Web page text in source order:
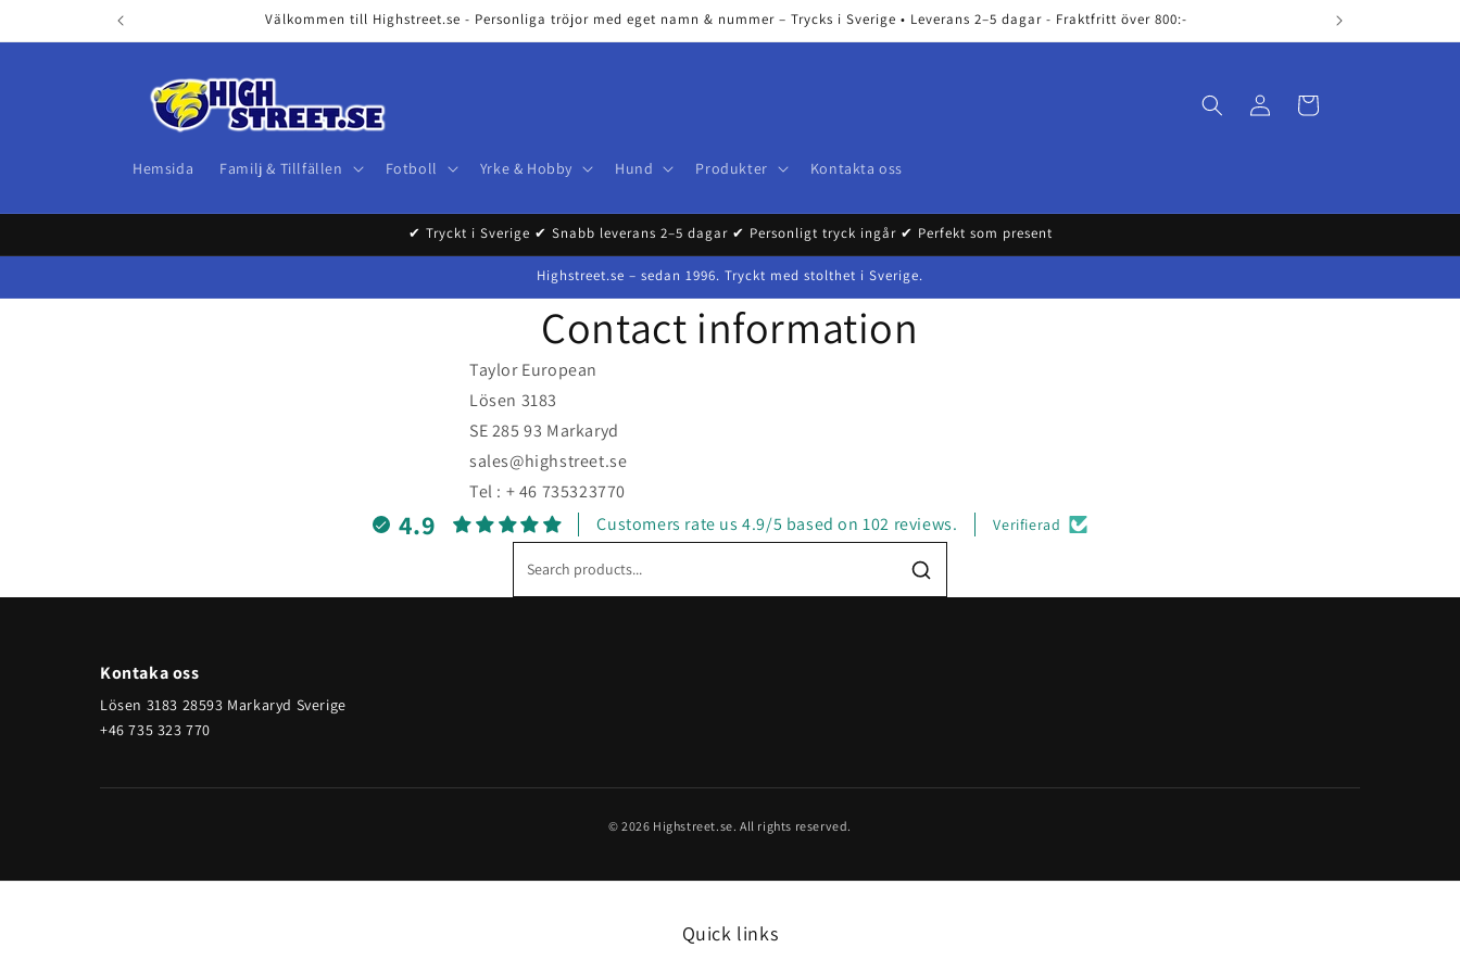
Välkommen till Highstreet.se - Personliga tröjor med eget namn & nummer – Trycks i Sverige • Leverans 2–5 dagar - Fraktfritt över 800:-
Hemsida Familj & Tillfällen Fotboll Yrke & Hobby Hund Produkter Kontakta oss
in
Cart
✔ Tryckt i Sverige ✔ Snabb leverans 2–5 dagar ✔ Personligt tryck ingår ✔ Perfekt som present
Highstreet.se – sedan 1996. Tryckt med stolthet i Sverige.
Contact information
Taylor European
Lösen 3183
SE 285 93 Markaryd
sales@highstreet.se
Tel : + 46 735323770
4.9 Customers rate us 4.9/5 based on 102 reviews. Verifierad
Kontaka oss
Lösen 3183 28593 Markaryd Sverige
+46 735 323 770
© 2026 Highstreet.se. All rights reserved.
Quick links